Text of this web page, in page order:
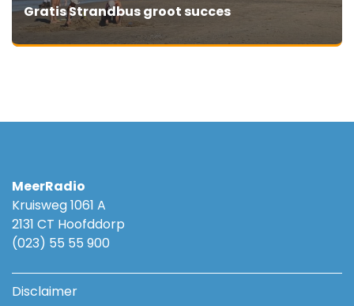
Gratis Strandbus groot succes
MeerRadio
Kruisweg 1061 A
2131 CT Hoofddorp
(023) 55 55 900
Disclaimer